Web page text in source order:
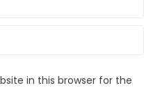
in this browser for the